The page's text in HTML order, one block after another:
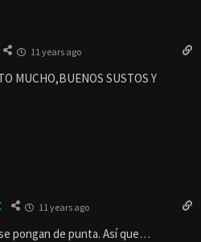
11 years ago
MUCHO,BUENOS SUSTOS Y
11 years ago
pongan de punta. Así que…